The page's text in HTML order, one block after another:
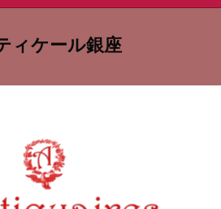
ィケール銀座